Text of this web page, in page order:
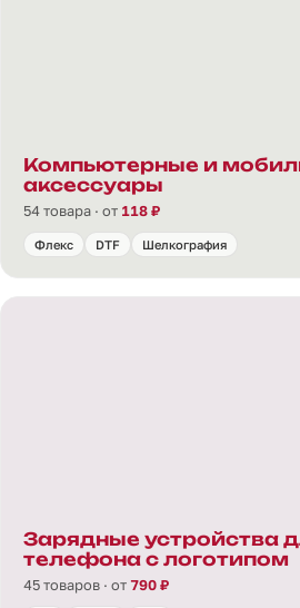
Компьютерные и
аксессуары
54 товара · от 118 ₽
Флекс DTF Шелкография
Зарядные устройства
телефона с логотипом
45 товаров · от 790 ₽